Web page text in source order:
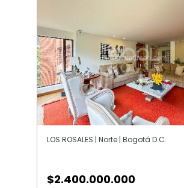
LOS ROSALES | Norte | Bogotá D.C.
$2.400.000.000